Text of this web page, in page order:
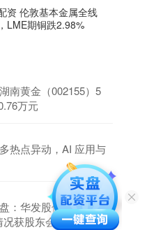
资 伦敦基本金属全线
LME期铜跌2.98%
南黄金（002155）5
万元
热点异动，AI 应用与
：华发股份
况获股东会通过